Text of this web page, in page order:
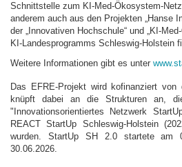
Schnittstelle zum KI-Med-Ökosystem-
anderem auch aus den Projekten „Hanse
der „Innovativen Hochschule“ und „KI-
KI-Landesprogramms Schleswig-Holstein
Weitere Informationen gibt es unter
Das EFRE-Projekt wird kofinanziert von
knüpft dabei an die Strukturen an,
"Innovationsorientiertes Netzwerk
REACT StartUp Schleswig-Holstein
wurden. StartUp SH 2.0 startete am
30.06.2026.